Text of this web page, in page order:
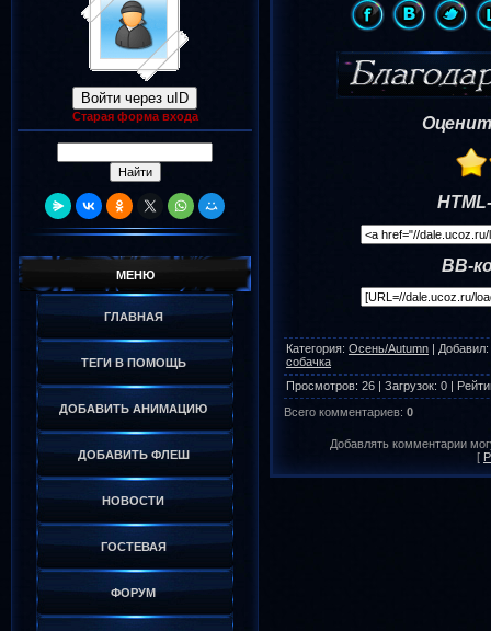
Войти через uID
Старая форма входа
МЕНЮ
ГЛАВНАЯ
ТЕГИ В ПОМОЩЬ
ДОБАВИТЬ АНИМАЦИЮ
ДОБАВИТЬ ФЛЕШ
НОВОСТИ
ГОСТЕВАЯ
ФОРУМ
BB-
Категория: Осень/Autumn Добавил:
собачка
Просмотров: 26 Загрузок: 0
Всего комментариев: 0
Добавлять комментарии
[